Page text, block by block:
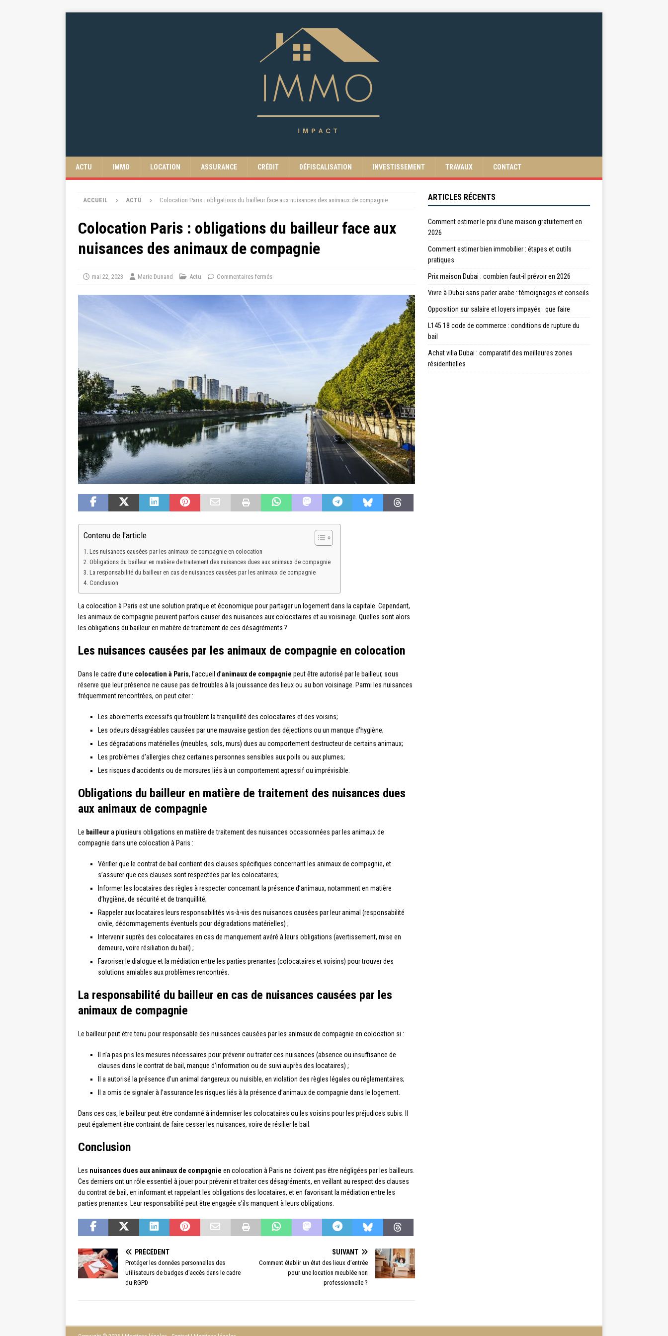
ACTU IMMO LOCATION ASSURANCE CRÉDIT DÉFISCALISATION INVESTISSEMENT TRAVAUX CONTACT
ACCUEIL ACTU Colocation Paris : obligations du bailleur face aux nuisances des animaux de compagnie
Colocation Paris : obligations du bailleur face aux
nuisances des animaux de compagnie
mai 22, 2023 Marie Dunand Actu Commentaires fermés
Contenu de l'article
Les nuisances causées par les animaux de compagnie en colocation
Obligations du bailleur en matière de traitement des nuisances dues aux animaux de compagnie
La responsabilité du bailleur en cas de nuisances causées par les animaux de compagnie
Conclusion
La colocation à Paris est une solution pratique et économique pour partager un logement dans la capitale. Cependant,
les animaux de compagnie peuvent parfois causer des nuisances aux colocataires et au voisinage. Quelles sont alors
les obligations du bailleur en matière de traitement de ces désagréments ?
Les nuisances causées par les animaux de compagnie en colocation
Dans le cadre d’une colocation à Paris, l’accueil d’animaux de compagnie peut être autorisé par le bailleur, sous
réserve que leur présence ne cause pas de troubles à la jouissance des lieux ou au bon voisinage. Parmi les nuisances
fréquemment rencontrées, on peut citer :
Les aboiements excessifs qui troublent la tranquillité des colocataires et des voisins;
Les odeurs désagréables causées par une mauvaise gestion des déjections ou un manque d’hygiène;
Les dégradations matérielles (meubles, sols, murs) dues au comportement destructeur de certains animaux;
Les problèmes d’allergies chez certaines personnes sensibles aux poils ou aux plumes;
Les risques d’accidents ou de morsures liés à un comportement agressif ou imprévisible.
Obligations du bailleur en matière de traitement des nuisances dues
aux animaux de compagnie
Le bailleura plusieurs obligations en matière de traitement des nuisances occasionnées par les animaux de
compagnie dans une colocation à Paris :
Vérifier que le contrat de bail contient des clauses spécifiques concernant les animaux de compagnie, et
s’assurer que ces clauses sont respectées par les colocataires;
Informer les locataires des règles à respecter concernant la présence d’animaux, notamment en matière
d’hygiène, de sécurité et de tranquillité;
Rappeler aux locataires leurs responsabilités vis-à-vis des nuisances causées par leur animal (responsabilité
civile, dédommagements éventuels pour dégradations matérielles) ;
Intervenir auprès des colocataires en cas de manquement avéré à leurs obligations (avertissement, mise en
demeure, voire résiliation du bail) ;
Favoriser le dialogue et la médiation entre les parties prenantes (colocataires et voisins) pour trouver des
solutions amiables aux problèmes rencontrés.
La responsabilité du bailleur en cas de nuisances causées par les
animaux de compagnie
Le bailleur peut être tenu pour responsable des nuisances causées par les animaux de compagnie en colocation si :
Il n’a pas pris les mesures nécessaires pour prévenir ou traiter ces nuisances (absence ou insuffisance de
clauses dans le contrat de bail, manque d’information ou de suivi auprès des locataires) ;
Il a autorisé la présence d’un animal dangereux ou nuisible, en violation des règles légales ou réglementaires;
Il a omis de signaler à l’assurance les risques liés à la présence d’animaux de compagnie dans le logement.
Dans ces cas, le bailleur peut être condamné à indemniser les colocataires ou les voisins pour les préjudices subis. Il
peut également être contraint de faire cesser les nuisances, voire de résilier le bail.
Conclusion
Les nuisances dues aux animaux de compagnie en colocation à Paris ne doivent pas être négligées par les bailleurs.
Ces derniers ont un rôle essentiel à jouer pour prévenir et traiter ces désagréments, en veillant au respect des clauses
du contrat de bail, en informant et rappelant les obligations des locataires, et en favorisant la médiation entre les
parties prenantes. Leur responsabilité peut être engagée s’ils manquent à leurs obligations.
PRÉCÉDENT
Protéger les données personnelles des
utilisateurs de badges d’accès dans le cadre
du RGPD
SUIVANT
Comment établir un état des lieux d’entrée
pour une location meublée non
professionnelle ?
ARTICLES RÉCENTS
Comment estimer le prix d’une maison gratuitement en
2026
Comment estimer bien immobilier : étapes et outils
pratiques
Prix maison Dubai : combien faut-il prévoir en 2026
Vivre à Dubai sans parler arabe : témoignages et conseils
Opposition sur salaire et loyers impayés : que faire
L145 18 code de commerce : conditions de rupture du
bail
Achat villa Dubai : comparatif des meilleures zones
résidentielles